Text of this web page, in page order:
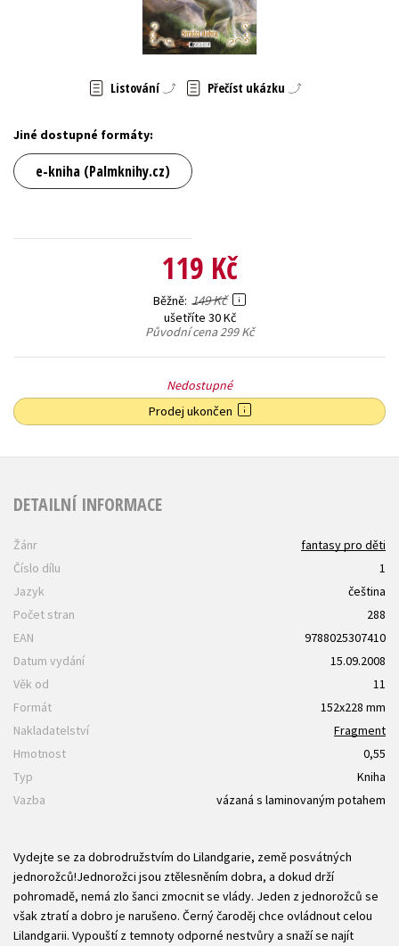
Zahraniční literatura
Listování Přečíst ukázku
Jiné dostupné formáty:
e-kniha (Palmknihy.cz)
119 Kč
Běžně 149 Kč
ušetříte 30 Kč
Původní cena299 Kč
Nedostupné
Prodej ukončen
DETAILNÍ INFORMACE
Žánr
fantasy pro děti
Číslo dílu
1
Jazyk
čeština
Počet stran
288
EAN
9788025307410
Datum vydání
15.09.2008
Věk od
11
Formát
152x228 mm
Nakladatelství
Fragment
Hmotnost
0,55
Typ
Kniha
Vazba
vázaná s laminovaným potahem
Vydejte se za dobrodružstvím do Lilandgarie, země posvátných
jednorožců!Jednorožci jsou ztělesněním dobra, a dokud drží
pohromadě, nemá zlo šanci zmocnit se vlády. Jeden z jednorožců se
však ztratí a dobro je narušeno. Černý čaroděj chce ovládnout celou
Lilandgarii. Vypouští z temnoty odporné nestvůry a snaží se najít